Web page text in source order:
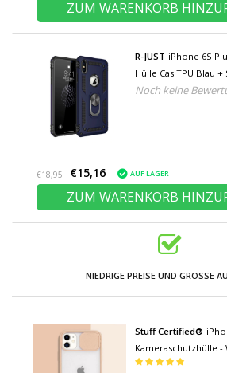
ZUM WARENKORB
R-JUST iPhone 6S
Hülle Cas TPU Blau
Noch keine
€18,95 €15,16 AUF LAGER
ZUM WARENKORB
NIEDRIGE PREISE UND GROSSE
Stuff Certified®
Kameraschutzhülle -
Transparente